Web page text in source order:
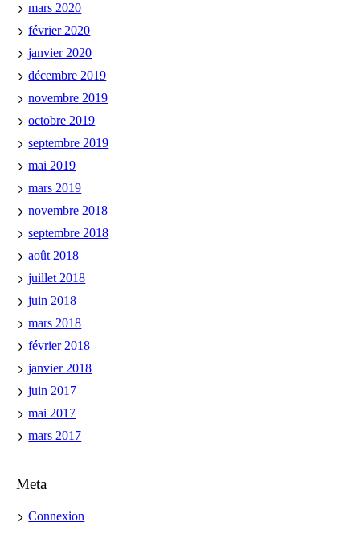
mars 2020
février 2020
janvier 2020
décembre 2019
novembre 2019
octobre 2019
septembre 2019
mai 2019
mars 2019
novembre 2018
septembre 2018
août 2018
juillet 2018
juin 2018
mars 2018
février 2018
janvier 2018
juin 2017
mai 2017
mars 2017
Meta
Connexion